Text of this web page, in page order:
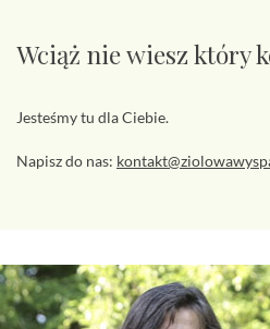
Wciąż nie wiesz który
Jesteśmy tu dla Ciebie.
Napisz do nas: